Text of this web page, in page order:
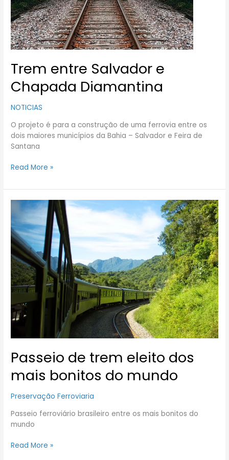
Trem entre Salvador e
Chapada Diamantina
NOTICIAS
O projeto é para a construção de uma ferrovia entre os
dois maiores municípios da Bahia – Salvador e Feira de
Santana
Diamantina
Read More »
Passeio de trem eleito dos
mais bonitos do mundo
Preservação Ferroviaria
Passeio ferroviário brasileiro entre os mais bonitos do
mundo
Passeio
de
trem
eleito
dos
mais
bonitos
do
mundo
Read More »